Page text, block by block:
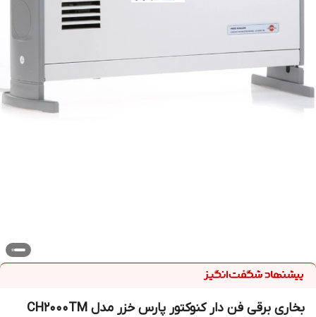
بخاری برقی فن دار کنوکتور پارس خزر مدل CH2000TM